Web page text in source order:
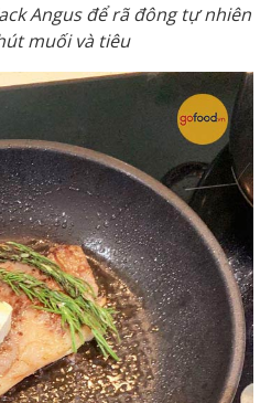
Angus để rã đông tự nhiên
muối và tiêu